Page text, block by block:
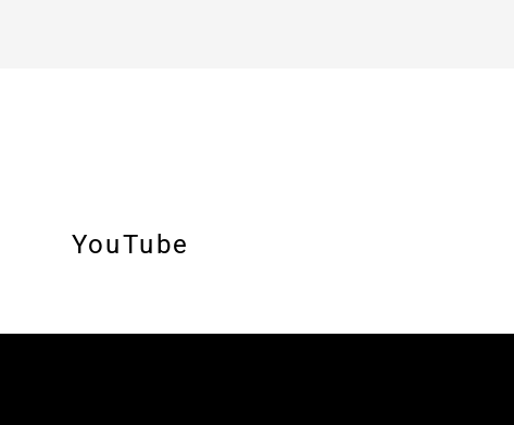
YouTube